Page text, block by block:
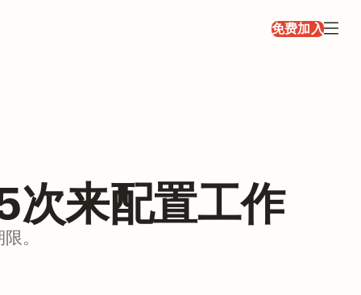
免费加入
次来配置工作
。